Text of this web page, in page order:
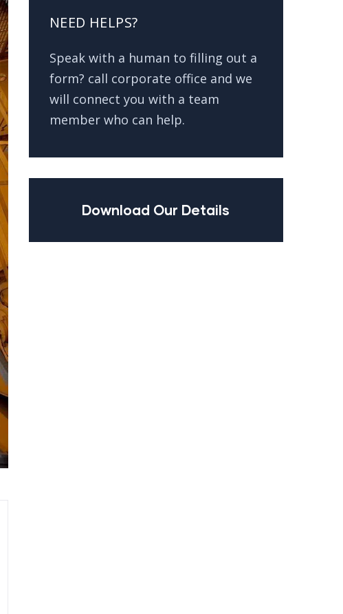
NEED HELPS?
Speak with a human to filling out a
form? call corporate office and we
will connect you with a team
member who can help.
Download Our Details